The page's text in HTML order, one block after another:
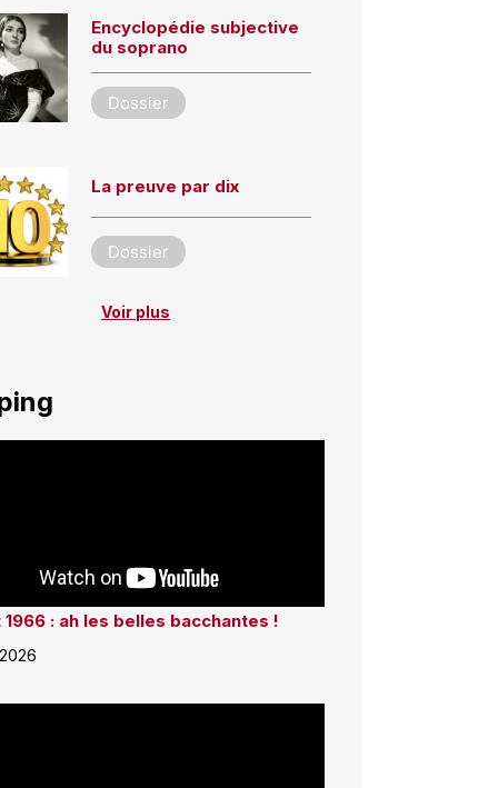
Encyclopédie subjective
du soprano
Dossier
La preuve par dix
Dossier
Voir plus
1966 : ah les belles bacchantes !